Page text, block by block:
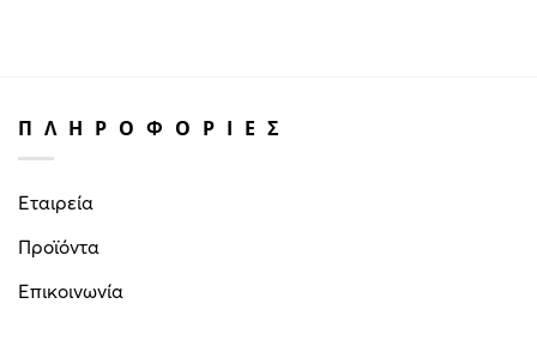
ΠΛΗΡΟΦΟΡΙΕΣ
Εταιρεία
Προϊόντα
Επικοινωνία